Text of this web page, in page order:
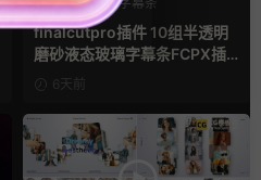
字幕模板
finalcutpro插件 10组半透明
磨砂液态玻璃字幕条FCPX插
6天前